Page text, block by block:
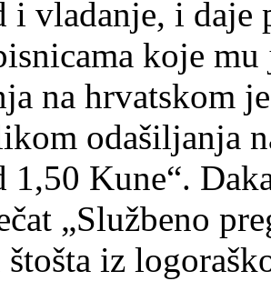
i vladanje, i daje
koje
na hrvatskom
odašiljanja
1,50 Kune“.
„Službeno
iz